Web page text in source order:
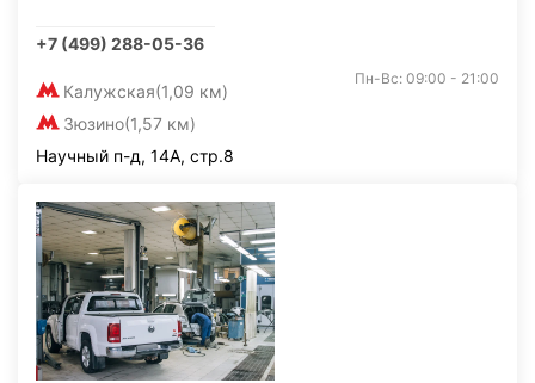
+7 (499) 288-05-36
Калужская(1,09 км)
Зюзино(1,57 км)
Пн-Вс: 09:00 - 21:00
Научный п-д, 14А, стр.8